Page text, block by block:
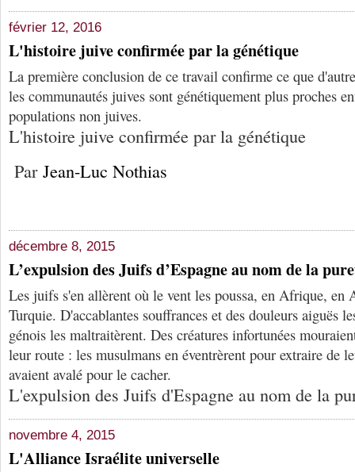
février 12, 2016
L'histoire juive confirmée par la génétique
La première conclusion de ce travail confirme ce que
les communautés juives sont génétiquement plus proches
populations non juives.
L'histoire juive confirmée par la génétique
Par Jean-Luc Nothias
décembre 8, 2015
L’expulsion des Juifs d’Espagne au nom de la
Les juifs s'en allèrent où le vent les poussa, en Afrique, en
Turquie. D'accablantes souffrances et des douleurs aiguës
génois les maltraitèrent. Des créatures infortunées
leur route : les musulmans en éventrèrent pour extraire de
avaient avalé pour le cacher.
L'expulsion des Juifs d'Espagne au nom de la
novembre 4, 2015
L'Alliance Israélite universelle